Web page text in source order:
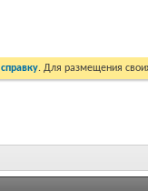
справку. Для размещения